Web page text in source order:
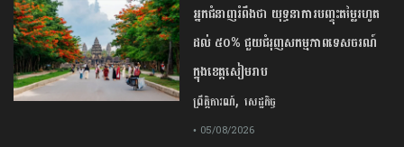
អ្នកជំនាញ​រំពឹង​ថា​ ​យុទ្ធនាការ​បញ្ចុះ​តម្លៃ​រហូត
ដល់​ ​៥០​% ​ជួយ​ជំរុញ​សកម្មភាព​ទេសចរណ៍​
ក្នុង​ខេត្ត​សៀមរាប​
ព្រឹត្តិការណ៍, សេដ្ឋកិច្ច
• 05/08/2026